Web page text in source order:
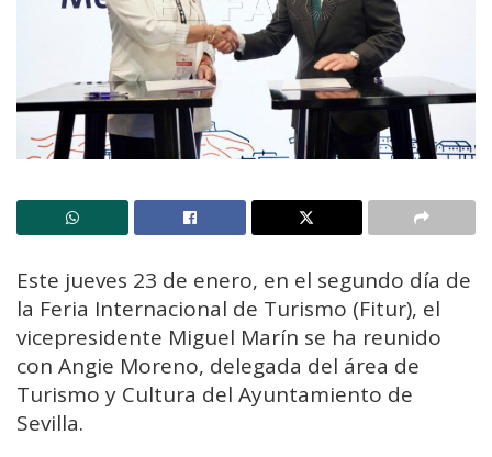
Este jueves 23 de enero, en el segundo día de
la Feria Internacional de Turismo (Fitur), el
vicepresidente Miguel Marín se ha reunido
con Angie Moreno, delegada del área de
Turismo y Cultura del Ayuntamiento de
Sevilla.